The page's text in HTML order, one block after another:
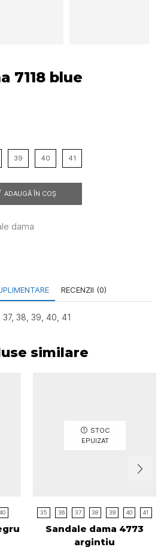
7118 blue
39 40 41
ADAUGĂ ÎN COȘ
dama
RECENZII (0)
38, 39, 40, 41
similare
40
STOC
EPUIZAT
35 36 37 38 39 40 41
Sandale dama 4773
argintiu